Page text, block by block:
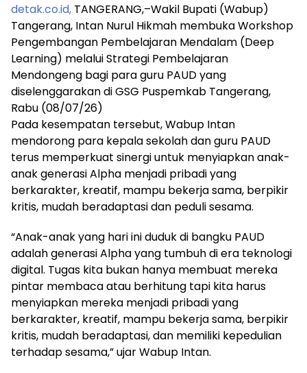
detak.co.id, TANGERANG,–Wakil Bupati (Wabup)
Tangerang, Intan Nurul Hikmah membuka Workshop
Pengembangan Pembelajaran Mendalam (Deep
Learning) melalui Strategi Pembelajaran
Mendongeng bagi para guru PAUD yang
diselenggarakan di GSG Puspemkab Tangerang,
Rabu (08/07/26)
Pada kesempatan tersebut, Wabup Intan
mendorong para kepala sekolah dan guru PAUD
terus memperkuat sinergi untuk menyiapkan anak-
anak generasi Alpha menjadi pribadi yang
berkarakter, kreatif, mampu bekerja sama, berpikir
kritis, mudah beradaptasi dan peduli sesama.
“Anak-anak yang hari ini duduk di bangku PAUD
adalah generasi Alpha yang tumbuh di era teknologi
digital. Tugas kita bukan hanya membuat mereka
pintar membaca atau berhitung tapi kita harus
menyiapkan mereka menjadi pribadi yang
berkarakter, kreatif, mampu bekerja sama, berpikir
kritis, mudah beradaptasi, dan memiliki kepedulian
terhadap sesama,” ujar Wabup Intan.